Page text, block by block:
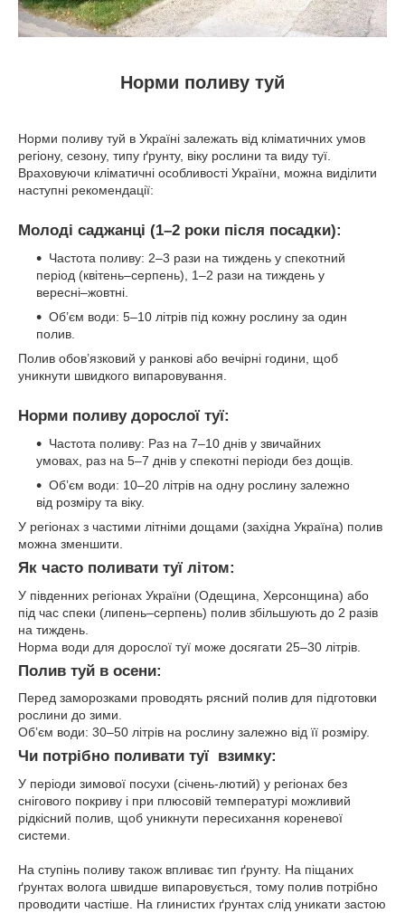
Норми поливу туй
Норми поливу туй в Україні залежать від кліматичних умов
регіону, сезону, типу ґрунту, віку рослини та виду туї.
Враховуючи кліматичні особливості України, можна виділити
наступні рекомендації:
Молоді саджанці (1–2 роки після посадки):
Частота поливу: 2–3 рази на тиждень у спекотний
період (квітень–серпень), 1–2 рази на тиждень у
вересні–жовтні.
Об’єм води: 5–10 літрів під кожну рослину за один
полив.
Полив обов’язковий у ранкові або вечірні години, щоб
уникнути швидкого випаровування.
Норми поливу дорослої туї:
Частота поливу: Раз на 7–10 днів у звичайних
умовах, раз на 5–7 днів у спекотні періоди без дощів.
Об’єм води: 10–20 літрів на одну рослину залежно
від розміру та віку.
У регіонах з частими літніми дощами (західна Україна) полив
можна зменшити.
Як часто поливати туї літом:
У південних регіонах України (Одещина, Херсонщина) або
під час спеки (липень–серпень) полив збільшують до 2 разів
на тиждень.
Норма води для дорослої туї може досягати 25–30 літрів.
Полив туй в осени:
Перед заморозками проводять рясний полив для підготовки
рослини до зими.
Об’єм води: 30–50 літрів на рослину залежно від її розміру.
Чи потрібно поливати туї взимку:
У періоди зимової посухи (січень-лютий) у регіонах без
снігового покриву і при плюсовій температурі можливий
рідкісний полив, щоб уникнути пересихання кореневої
системи.
На ступінь поливу також впливає тип ґрунту. На піщаних
ґрунтах волога швидше випаровується, тому полив потрібно
проводити частіше. На глинистих ґрунтах слід уникати застою